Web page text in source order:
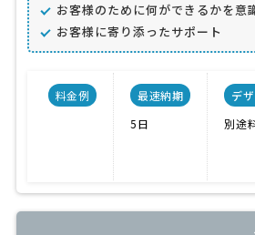
お客様のために何ができるかを意
お客様に寄り添ったサポート
料金例
最速納期
5日
デ
別途